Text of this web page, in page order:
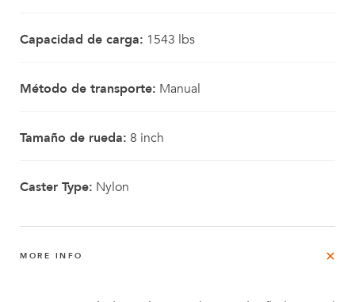
Capacidad de carga: 1543 lbs
Método de transporte: Manual
Tamaño de rueda: 8 inch
Caster Type: Nylon
MORE INFO